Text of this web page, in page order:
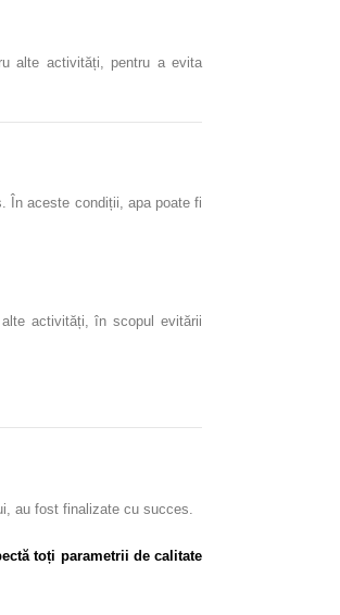
alte activități, pentru a evita
În aceste condiții, apa poate fi
activități, în scopul evitării
au fost finalizate cu succes.
toți parametrii de calitate